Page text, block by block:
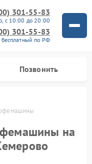
301-55-83
с 10:00 до 20:00
301-55-83
бесплатный по РФ
Позвонить
на